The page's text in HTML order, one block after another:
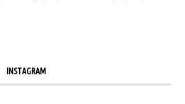
INSTAGRAM